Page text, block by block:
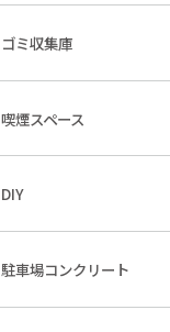
ゴミ収集庫
喫煙スペース
DIY
駐車場コンクリート